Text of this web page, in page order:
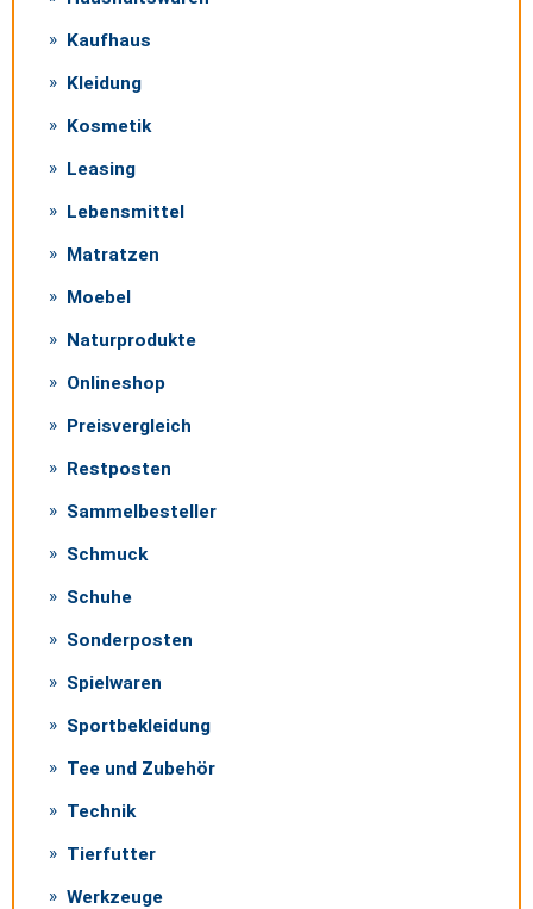
Kaufhaus
Kleidung
Kosmetik
Leasing
Lebensmittel
Matratzen
Moebel
Naturprodukte
Onlineshop
Preisvergleich
Restposten
Sammelbesteller
Schmuck
Schuhe
Sonderposten
Spielwaren
Sportbekleidung
Tee und Zubehör
Technik
Tierfutter
Werkzeuge